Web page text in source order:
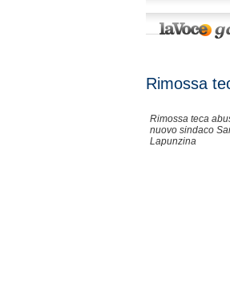
Rimossa
Rimossa teca
nuovo sindaco
Lapunzina